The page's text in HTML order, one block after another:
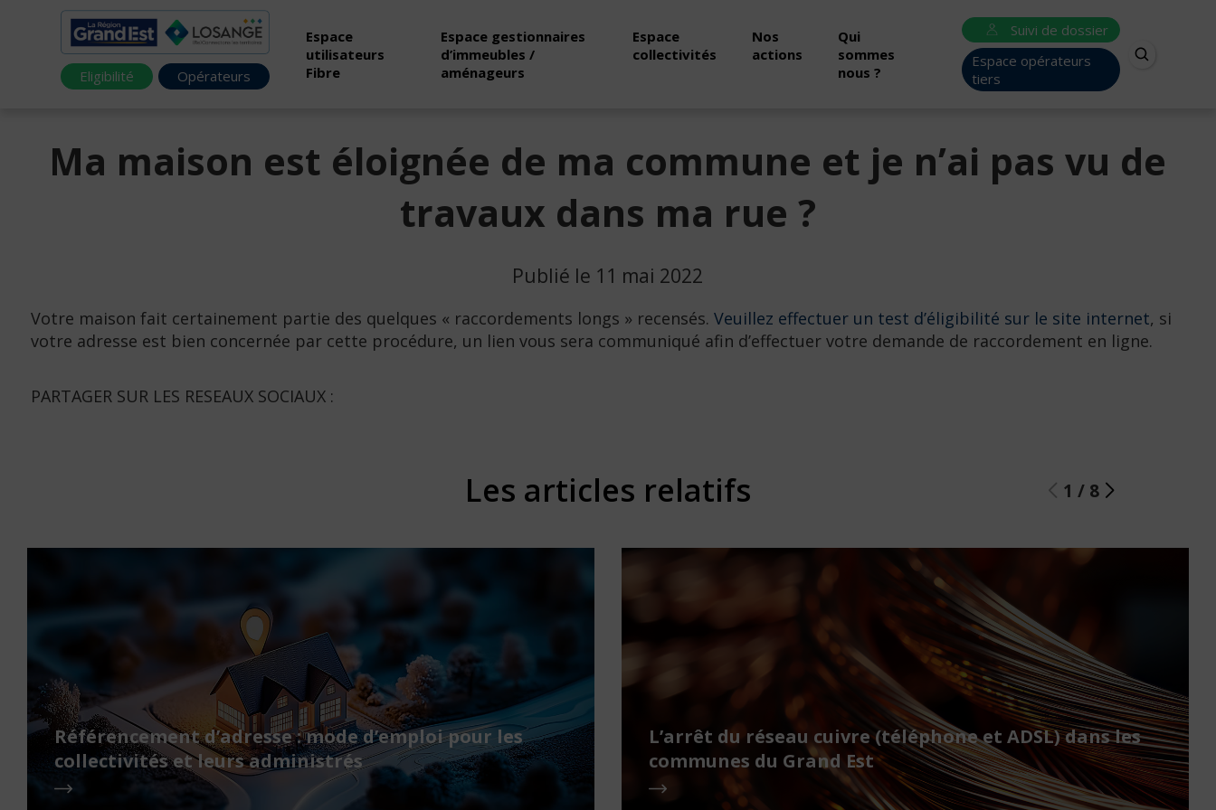
Eligibilité Opérateurs
Espace
utilisateurs
Fibre
Espace gestionnaires
d’immeubles /
aménageurs
Espace
collectivités
Nos
actions
Qui
sommes
nous ?
Suivi de dossier
Espace opérateurs
tiers
Ma maison est éloignée de ma commune et je n’ai pas vu de
travaux dans ma rue ?
Publié le 11 mai 2022
Votre maison fait certainement partie des quelques « raccordements longs » recensés. Veuillez effectuer un test d’éligibilité sur le site internet, si
votre adresse est bien concernée par cette procédure, un lien vous sera communiqué afin d’effectuer votre demande de raccordement en ligne.
PARTAGER SUR LES RESEAUX SOCIAUX :
Les articles relatifs 1 / 8
Référencement d’adresse : mode d’emploi pour les
collectivités et leurs administrés
L’arrêt du réseau cuivre (téléphone et ADSL) dans les
communes du Grand Est